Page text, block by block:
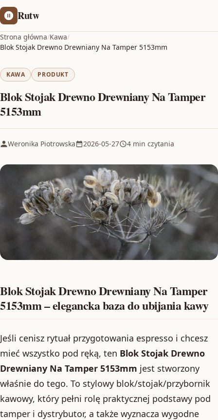
Rutw
Strona główna/Kawa/
Blok Stojak Drewno Drewniany Na Tamper 5153mm
KAWA PRODUKT
Blok Stojak Drewno Drewniany Na Tamper
5153mm
Weronika Piotrowska 2026-05-27 4 min czytania
Blok Stojak Drewno Drewniany Na Tamper
5153mm – elegancka baza do ubijania kawy
Jeśli cenisz rytuał przygotowania espresso i chcesz
mieć wszystko pod ręką, ten Blok Stojak Drewno
Drewniany Na Tamper 5153mm jest stworzony
właśnie do tego. To stylowy blok/stojak/przybornik
kawowy, który pełni rolę praktycznej podstawy pod
tamper i dystrybutor, a także wyznacza wygodne